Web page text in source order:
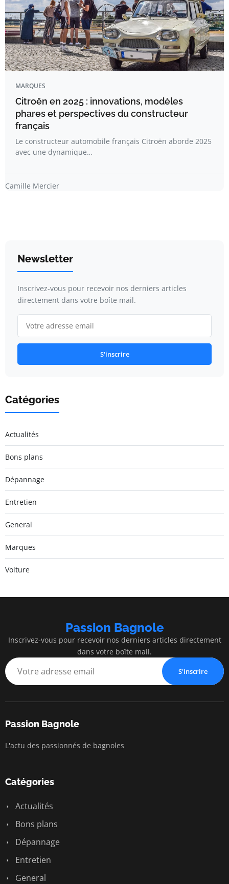
MARQUES
Citroën en 2025 : innovations, modèles
phares et perspectives du constructeur
français
Le constructeur automobile français Citroën aborde 2025
avec une dynamique…
Camille Mercier
Newsletter
Inscrivez-vous pour recevoir nos derniers articles
directement dans votre boîte mail.
S'inscrire
Catégories
Actualités
Bons plans
Dépannage
Entretien
General
Marques
Voiture
Passion Bagnole
Inscrivez-vous pour recevoir nos derniers articles directement
dans votre boîte mail.
S'inscrire
Passion Bagnole
L'actu des passionnés de bagnoles
Catégories
Actualités
Bons plans
Dépannage
Entretien
General